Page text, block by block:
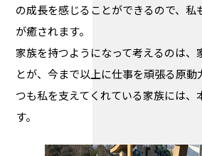
の成長を感じることができるので、私
が癒されます。
家族を持つようになって考えるのは、
とが、今まで以上に仕事を頑張る原動
つも私を支えてくれている家族には、
す。